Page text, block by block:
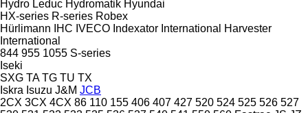
Hydro Leduc Hydromatik Hyundai
HX-series R-series Robex
Hürlimann
IHC IVECO Indexator International Harvester
International
844 955 1055 S-series
Iseki
SXG TA TG TU TX
Iskra Isuzu J&M JCB
2CX 3CX 4CX 86 110 155 406 407 427 520 524 525 526 527